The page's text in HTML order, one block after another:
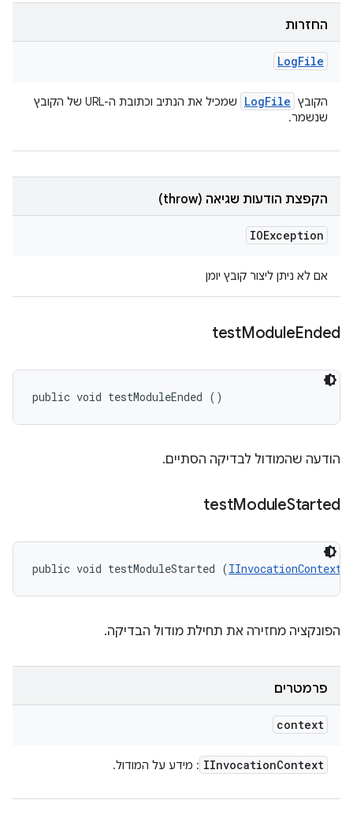
החזרות
LogFile
הקובץ LogFile
שמכיל את הנתיב וכתובת ה-URL של הקובץ
שנשמר.
הקפצת הודעות שגיאה (throw)
IOException
אם לא ניתן ליצור קובץ יומן
testModuleEnded
public void testModuleEnded ()
הודעה שהמודול לבדיקה הסתיים.
testModuleStarted
public void testModuleStarted (IInvocationContext
הפונקציה מחזירה את תחילת מודול הבדיקה.
פרמטרים
context
IInvocationContext : מידע על המודול.